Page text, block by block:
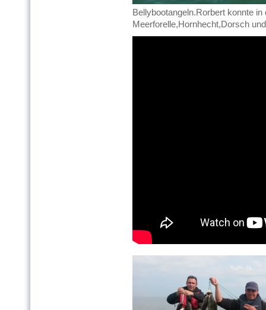
Bellybootangeln.Rorbert konnte
Meerforelle,Hornhecht,Dorsch